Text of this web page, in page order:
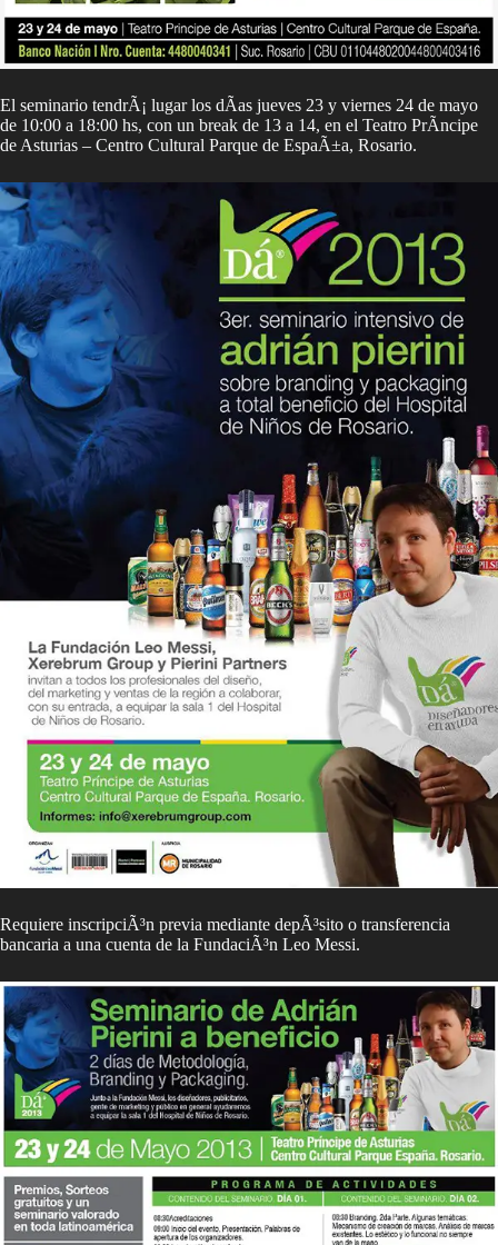
El seminario tendrÃ¡ lugar los dÃ­as jueves 23 y viernes 24 de mayo
de 10:00 a 18:00 hs, con un break de 13 a 14, en el Teatro PrÃ­ncipe
de Asturias – Centro Cultural Parque de EspaÃ±a, Rosario.
Requiere inscripciÃ³n previa mediante depÃ³sito o transferencia
bancaria a una cuenta de la FundaciÃ³n Leo Messi.